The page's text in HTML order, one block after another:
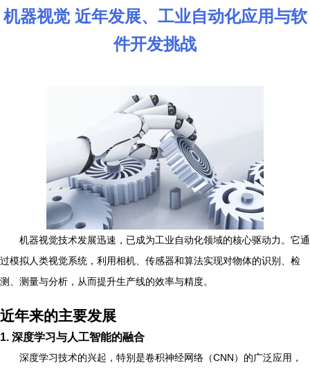
机器视觉 近年发展、工业自动化应用与软
件开发挑战
机器视觉技术发展迅速，已成为工业自动化领域的核心驱动力。它通
过模拟人类视觉系统，利用相机、传感器和算法实现对物体的识别、检
测、测量与分析，从而提升生产线的效率与精度。
近年来的主要发展
1. 深度学习与人工智能的融合
深度学习技术的兴起，特别是卷积神经网络（CNN）的广泛应用，